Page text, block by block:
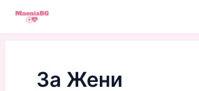
Skip
За Жени